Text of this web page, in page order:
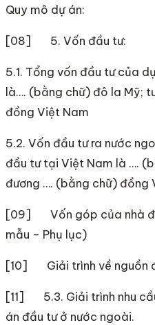
Quy mô dự án:
[08] 5. Vốn đầu tư:
5.1. Tổng vốn đầu tư của
là…. (bằng chữ) đô la Mỹ;
đồng Việt Nam
5.2. Vốn đầu tư ra nước
đầu tư tại Việt Nam là ….
đương …. (bằng chữ) đồng
[09] Vốn góp của nhà
mẫu – Phụ lục)
[10] Giải trình về nguồn
[11] 5.3. Giải trình nhu
án đầu tư ở nước ngoài.